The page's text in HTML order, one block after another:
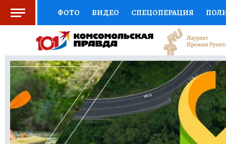
ФОТО ВИДЕО СПЕЦОПЕРАЦИЯ
СОЦПОДДЕРЖКА НАУКА СПОРТ
ВЫБОР ЭКСПЕРТОВ ДОКТОР
КНИЖНАЯ ПОЛКА ПРОГНОЗЫ НА СПОРТ
ПРЕСС-ЦЕНТР НЕДВИЖИМОСТЬ
РАДИО КП РЕКЛАМА ТЕСТЫ НОВОЕ